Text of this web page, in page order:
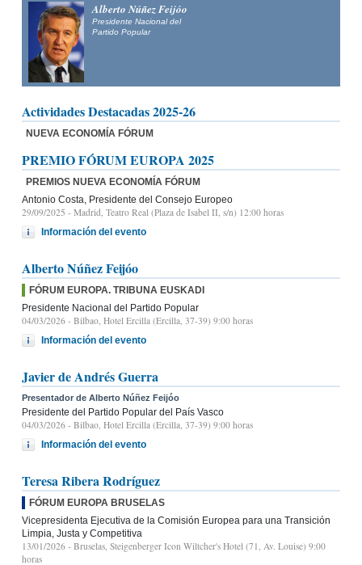
Alberto Núñez Feijóo
Presidente Nacional del
Partido Popular
Actividades Destacadas 2025-26
NUEVA ECONOMÍA FÓRUM
PREMIO FÓRUM EUROPA 2025
PREMIOS NUEVA ECONOMÍA FÓRUM
Antonio Costa, Presidente del Consejo Europeo
29/09/2025 - Madrid, Teatro Real (Plaza de Isabel II, s/n) 12:00 horas
Información del evento
Alberto Núñez Feijóo
FÓRUM EUROPA. TRIBUNA EUSKADI
Presidente Nacional del Partido Popular
04/03/2026 - Bilbao, Hotel Ercilla (Ercilla, 37-39) 9:00 horas
Información del evento
Javier de Andrés Guerra
Presentador de Alberto Núñez Feijóo
Presidente del Partido Popular del País Vasco
04/03/2026 - Bilbao, Hotel Ercilla (Ercilla, 37-39) 9:00 horas
Información del evento
Teresa Ribera Rodríguez
FÓRUM EUROPA BRUSELAS
Vicepresidenta Ejecutiva de la Comisión Europea para una Transición
Limpia, Justa y Competitiva
13/01/2026 - Bruselas, Steigenberger Icon Wiltcher's Hotel (71, Av. Louise) 9:00
horas